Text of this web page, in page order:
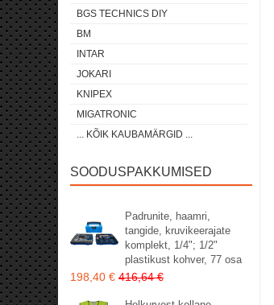
BGS TECHNICS DIY
BM
INTAR
JOKARI
KNIPEX
MIGATRONIC
... KÕIK KAUBAMÄRGID ...
SOODUSPAKKUMISED
Padrunite, haamri,
tangide, kruvikeerajate
komplekt, 1/4"; 1/2"
plastikust kohver, 77 osa
198,40 € 416,64 €